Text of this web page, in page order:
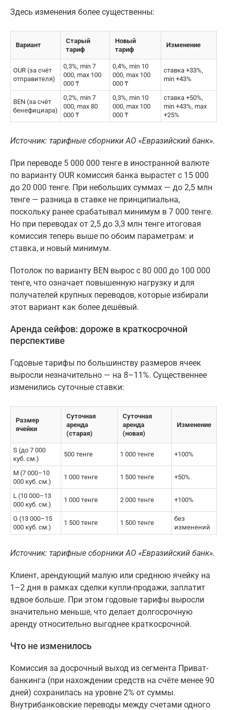
Здесь изменения более существенны:
Вариант
Старый
тариф
Новый
тариф
Изменение
OUR (за счёт
отправителя)
0,3%, min 7
000, max 100
000 ₸
0,4%, min 10
000, max 100
000 ₸
ставка +33%,
min +43%
BEN (за счёт
бенефициара)
0,2%, min 7
000, max 80
000 ₸
0,3%, min 10
000, max 100
000 ₸
ставка +50%,
min +43%, max
+25%
Источник: тарифные сборники АО «Евразийский банк».
При переводе 5 000 000 тенге в иностранной валюте
по варианту OUR комиссия банка вырастет с 15 000
до 20 000 тенге. При небольших суммах — до 2,5 млн
тенге — разница в ставке не принципиальна,
поскольку ранее срабатывал минимум в 7 000 тенге.
Но при переводах от 2,5 до 3,3 млн тенге итоговая
комиссия теперь выше по обоим параметрам: и
ставка, и новый минимум.
Потолок по варианту BEN вырос с 80 000 до 100 000
тенге, что означает повышенную нагрузку и для
получателей крупных переводов, которые избирали
этот вариант как более дешёвый.
Аренда сейфов: дороже в краткосрочной
перспективе
Годовые тарифы по большинству размеров ячеек
выросли незначительно — на 8–11%. Существеннее
изменились суточные ставки:
Размер
ячейки
Суточная
аренда
(старая)
Суточная
аренда
(новая)
Изменение
S (до 7 000
куб. см.)
500 тенге 1 000 тенге +100%
M (7 000–10
000 куб. см.)
1 000 тенге 1 500 тенге +50%
L (10 000–13
000 куб. см.)
1 000 тенге 2 000 тенге +100%
G (13 000–15
000 куб. см.)
1 500 тенге 1 500 тенге
без
изменений
Источник: тарифные сборники АО «Евразийский банк».
Клиент, арендующий малую или среднюю ячейку на
1–2 дня в рамках сделки купли-продажи, заплатит
вдвое больше. При этом годовые тарифы выросли
значительно меньше, что делает долгосрочную
аренду относительно выгоднее краткосрочной.
Что не изменилось
Комиссия за досрочный выход из сегмента Приват-
банкинга (при нахождении средств на счёте менее 90
дней) сохранилась на уровне 2% от суммы.
Внутрибанковские переводы между счетами одного